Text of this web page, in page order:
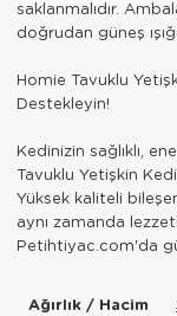
saklanmalıdır.
doğrudan güneş
Homie Tavuklu
Destekleyin!
Kedinizin sağlıklı,
Tavuklu Yetişkin
Yüksek kaliteli
aynı zamanda
Petihtiyac.com'da
Ağırlık / Hacim